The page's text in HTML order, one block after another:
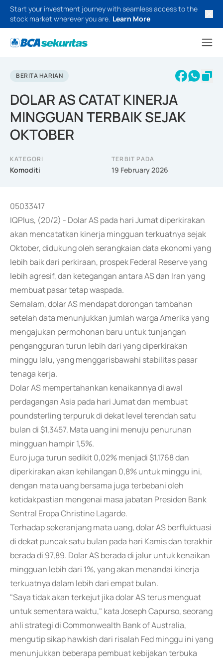
Start your investment journey with seamless access to the
stock market wherever you are. Learn More
BERITA HARIAN
DOLAR AS CATAT KINERJA
MINGGUAN TERBAIK SEJAK
OKTOBER
KATEGORI
Komoditi
TERBIT PADA
19 February 2026
05033417
IQPlus, (20/2) - Dolar AS pada hari Jumat diperkirakan
akan mencatatkan kinerja mingguan terkuatnya sejak
Oktober, didukung oleh serangkaian data ekonomi yang
lebih baik dari perkiraan, prospek Federal Reserve yang
lebih agresif, dan ketegangan antara AS dan Iran yang
membuat pasar tetap waspada.
Semalam, dolar AS mendapat dorongan tambahan
setelah data menunjukkan jumlah warga Amerika yang
mengajukan permohonan baru untuk tunjangan
pengangguran turun lebih dari yang diperkirakan
minggu lalu, yang menggarisbawahi stabilitas pasar
tenaga kerja.
Dolar AS mempertahankan kenaikannya di awal
perdagangan Asia pada hari Jumat dan membuat
poundsterling terpuruk di dekat level terendah satu
bulan di $1,3457. Mata uang ini menuju penurunan
mingguan hampir 1,5%.
Euro juga turun sedikit 0,02% menjadi $1,1768 dan
diperkirakan akan kehilangan 0,8% untuk minggu ini,
dengan mata uang bersama juga terbebani oleh
ketidakpastian mengenai masa jabatan Presiden Bank
Sentral Eropa Christine Lagarde.
Terhadap sekeranjang mata uang, dolar AS berfluktuasi
di dekat puncak satu bulan pada hari Kamis dan terakhir
berada di 97,89. Dolar AS berada di jalur untuk kenaikan
mingguan lebih dari 1%, yang akan menandai kinerja
terkuatnya dalam lebih dari empat bulan.
"Saya tidak akan terkejut jika dolar AS terus menguat
untuk sementara waktu," kata Joseph Capurso, seorang
ahli strategi di Commonwealth Bank of Australia,
mengutip sikap hawkish dari risalah Fed minggu ini yang
menunjukkan beberapa pembuat kebijakan terbuka